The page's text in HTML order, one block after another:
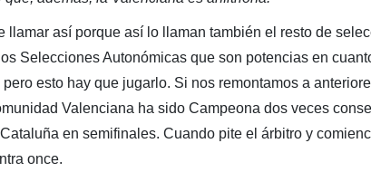
llamar así porque así lo llaman también el resto de
Selecciones Autonómicas que son potencias en
esto hay que jugarlo. Si nos remontamos a
Valenciana ha sido Campeona dos veces
en semifinales. Cuando pite el árbitro y
once.